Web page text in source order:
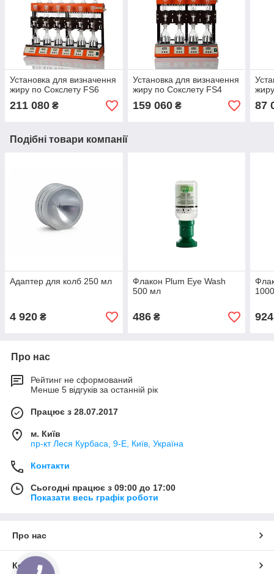
Установка для визначення
жиру по Сокслету FS6
211 080 ₴
Установка для визначення
жиру по Сокслету FS4
159 060₴ 87
Подібні товари компанії
Адаптер для колб 250 мл
4 920 ₴
Флакон Plum Eye Wash
500 мл
486₴ 924
Про нас
Рейтинг не сформований
Менше 5 відгуків за останній рік
Працює з 28.07.2017
м. Київ
пр-кт Леся Курбаса, 9-Е, Київ, Україна
Контакти
Сьогодні працює з 09:00 до 17:00
Показати весь графік роботи
Про нас
Контакти